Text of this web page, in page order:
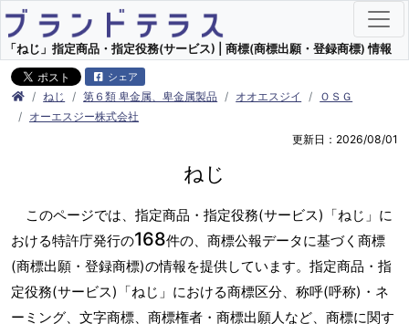
「ねじ」指定商品・指定役務(サービス) | 商標(商標出願・登録商標) 情報
シェア
ねじ 第６類 卑金属、卑金属製品 オオエスジイ
ＯＳＧ
オーエスジー株式会社
更新日：2026/08/01
ねじ
このページでは、指定商品・指定役務(サービス)「ねじ」に
おける特許庁発行の168件の、商標公報データに基づく商標
(商標出願・登録商標)の情報を提供しています。指定商品・指
定役務(サービス)「ねじ」における商標区分、称呼(呼称)・ネ
ーミング、文字商標、商標権者・商標出願人など、商標に関す